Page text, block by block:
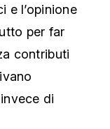
e l’opinione
per far
contributi
di